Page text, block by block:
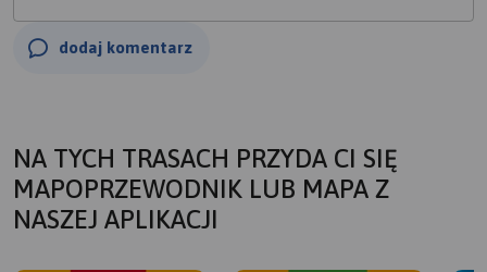
dodaj komentarz
NA TYCH TRASACH PRZYDA CI SIĘ
MAPOPRZEWODNIK LUB MAPA Z
NASZEJ APLIKACJI